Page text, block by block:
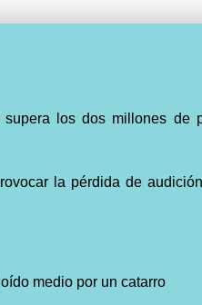
los dos millones de
la pérdida de
medio por un catarro